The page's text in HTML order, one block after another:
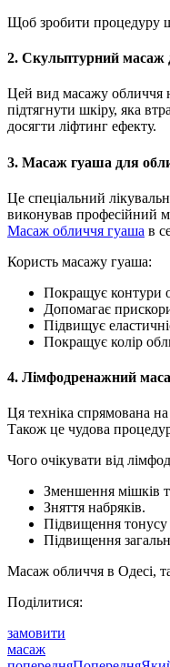
Щоб зробити процедуру
2. Скульптурний масаж
Цей вид масажу обличчя
підтягнути шкіру, яка
досягти ліфтинг ефекту.
3. Масаж гуаша для
Це спеціальний
виконував професійний
Масаж обличчя гуаша в
Користь масажу гуаша:
Покращує контури
Допомагає
Підвищує
Покращує колір
4. Лімфодренажний
Ця техніка спрямована
Також це чудова
Чого очікувати від
Зменшення мішків
Зняття набряків.
Підвищення тонусу
Підвищення
Масаж обличчя в Одесі,
Поділитися:
замовити
масаж